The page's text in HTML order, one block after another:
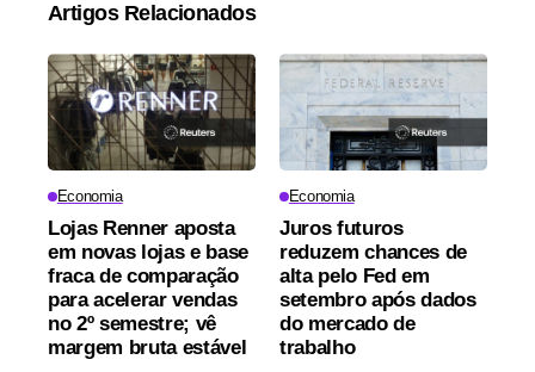
Artigos Relacionados
Economia
Lojas Renner aposta
em novas lojas e base
fraca de comparação
para acelerar vendas
no 2º semestre; vê
margem bruta estável
Economia
Juros futuros
reduzem chances de
alta pelo Fed em
setembro após dados
do mercado de
trabalho